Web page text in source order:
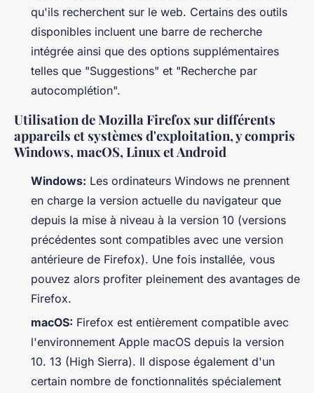
qu'ils recherchent sur le web. Certains des outils
disponibles incluent une barre de recherche
intégrée ainsi que des options supplémentaires
telles que "Suggestions" et "Recherche par
autocomplétion".
Utilisation de Mozilla Firefox sur différents
appareils et systèmes d'exploitation, y compris
Windows, macOS, Linux et Android
Windows: Les ordinateurs Windows ne prennent
en charge la version actuelle du navigateur que
depuis la mise à niveau à la version 10 (versions
précédentes sont compatibles avec une version
antérieure de Firefox). Une fois installée, vous
pouvez alors profiter pleinement des avantages de
Firefox.
macOS: Firefox est entièrement compatible avec
l'environnement Apple macOS depuis la version
10. 13 (High Sierra). Il dispose également d'un
certain nombre de fonctionnalités spécialement